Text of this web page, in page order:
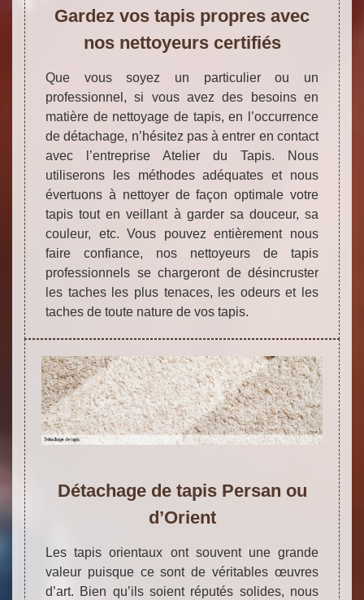
Gardez vos tapis propres avec
nos nettoyeurs certifiés
Que vous soyez un particulier ou un
professionnel, si vous avez des besoins en
matière de nettoyage de tapis, en l’occurrence
de détachage, n’hésitez pas à entrer en contact
avec l’entreprise Atelier du Tapis. Nous
utiliserons les méthodes adéquates et nous
évertuons à nettoyer de façon optimale votre
tapis tout en veillant à garder sa douceur, sa
couleur, etc. Vous pouvez entièrement nous
faire confiance, nos nettoyeurs de tapis
professionnels se chargeront de désincruster
les taches les plus tenaces, les odeurs et les
taches de toute nature de vos tapis.
Détachage de tapis Persan ou
d’Orient
Les tapis orientaux ont souvent une grande
valeur puisque ce sont de véritables œuvres
d’art. Bien qu’ils soient réputés solides, nous